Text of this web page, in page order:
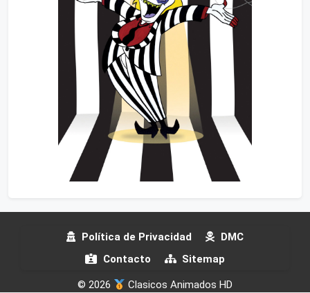
Política de Privacidad
DMC
Contacto
Sitemap
© 2026 Clasicos Animados HD